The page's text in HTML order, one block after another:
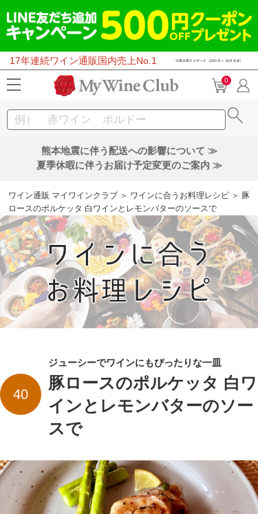
17年連続ワイン通販国内売上No.1
0
熊本地震に伴う配送への影響について ≫
夏季休暇に伴うお届け予定変更のご案内 ≫
ワイン通販 マイワインクラブ ＞ ワインに合うお料理レシピ ＞ 豚
ロースのポルケッタ 白ワインとレモンバターのソースで
40
ジューシーでワインにもぴったりな一皿
豚ロースのポルケッタ 白ワ
インとレモンバターのソー
スで